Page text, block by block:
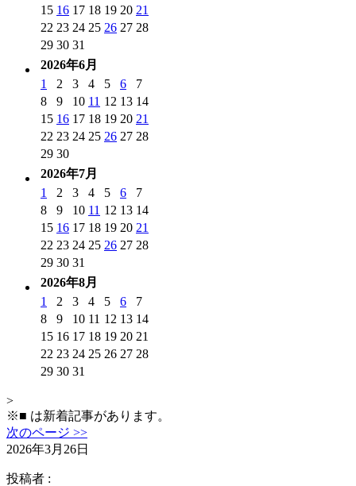
15 16 17 18 19 20 21
22 23 24 25 26 27 28
29 30 31
2026年6月
1
2 3 4 5 6
7
8
9 10 11 12 13 14
15 16 17 18 19 20 21
22 23 24 25 26 27 28
29 30
2026年7月
1
2 3 4 5 6
7
8
9 10 11 12 13 14
15 16 17 18 19 20 21
22 23 24 25 26 27 28
29 30 31
2026年8月
1
2 3 4 5 6
7
8
9 10 11 12 13 14
15 16 17 18 19 20 21
22 23 24 25 26 27 28
29 30 31
>
※■ は新着記事があります。
次のページ >>
2026年3月26日
投稿者 :